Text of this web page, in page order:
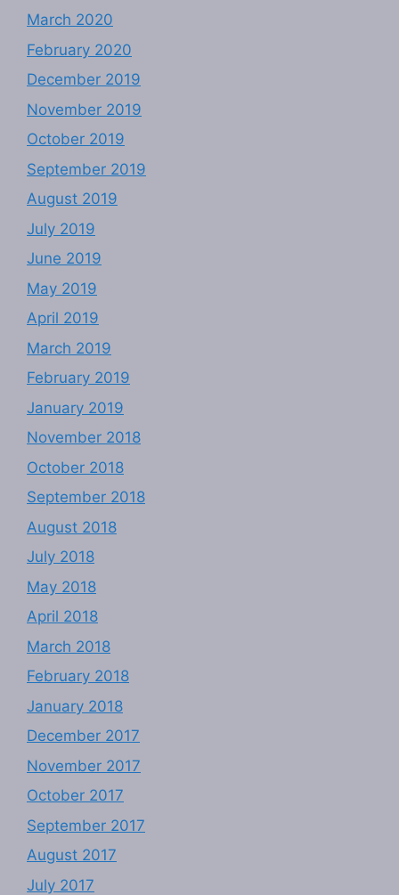
March 2020
February 2020
December 2019
November 2019
October 2019
September 2019
August 2019
July 2019
June 2019
May 2019
April 2019
March 2019
February 2019
January 2019
November 2018
October 2018
September 2018
August 2018
July 2018
May 2018
April 2018
March 2018
February 2018
January 2018
December 2017
November 2017
October 2017
September 2017
August 2017
July 2017